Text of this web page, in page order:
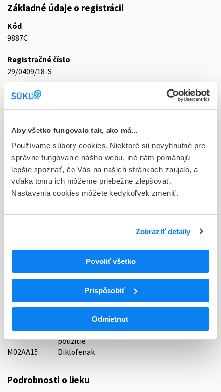
Aby všetko fungovalo tak, ako má...
Používame súbory cookies. Niektoré sú nevyhnutné pre
správne fungovanie nášho webu, iné nám pomáhajú
lepšie spoznať, čo Vás na našich stránkach zaujalo, a
vďaka tomu ich môžeme priebežne zlepšovať.
Nastavenia cookies môžete kedykoľvek zmeniť.
Zobraziť detaily
Povoliť všetko
Prispôsobiť
Odmietnuť
Základné údaje o registrácii
Kód
9887C
Registračné číslo
29/0409/18-S
Doplnok
Stav
Typ registračnej procedúry
Decentralizovaná
Držiteľ, krajina
M
Muskuloskeletálny systém
použitie
Liečivá proti bolesti kĺbov a svalov na lokálne
Nesteroidové antiflogistiká na lokálne
použitie
M02AA15
Diklofenak
Podrobnosti o lieku